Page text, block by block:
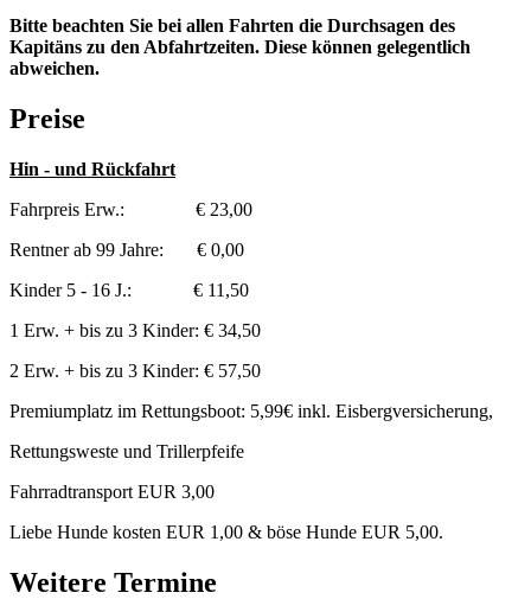
Bitte beachten Sie bei allen Fahrten die Durchsagen des
Kapitäns zu den Abfahrtzeiten. Diese können gelegentlich
abweichen.
Preise
Hin - und Rückfahrt
Fahrpreis Erw.: € 23,00
Rentner ab 99 Jahre: € 0,00
Kinder 5 - 16 J.: € 11,50
1 Erw. + bis zu 3 Kinder: € 34,50
2 Erw. + bis zu 3 Kinder: € 57,50
Premiumplatz im Rettungsboot: 5,99€ inkl. Eisbergversicherung,
Rettungsweste und Trillerpfeife
Fahrradtransport EUR 3,00
Liebe Hunde kosten EUR 1,00 & böse Hunde EUR 5,00.
Weitere Termine